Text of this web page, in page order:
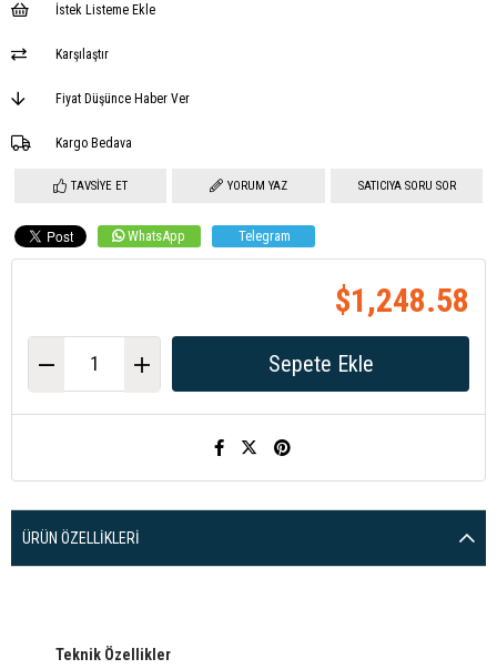
İstek Listeme Ekle
Karşılaştır
Fiyat Düşünce Haber Ver
Kargo Bedava
TAVSIYE ET YORUM YAZ SATICIYA SORU SOR
WhatsApp Telegram
$1,248.58
ÜRÜN ÖZELLIKLERI
Teknik Özellikler